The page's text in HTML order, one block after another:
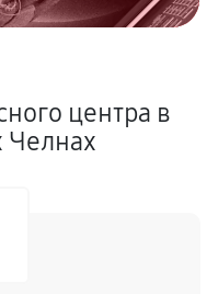
центра в